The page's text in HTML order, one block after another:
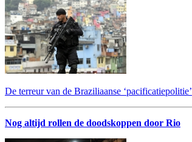
De terreur van de Braziliaanse ‘pacificatiepolitie’
Nog altijd rollen de doodskoppen door Rio